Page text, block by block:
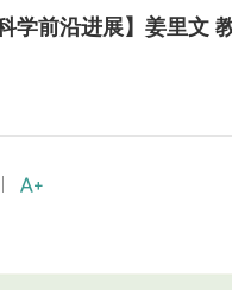
科学前沿进展】姜里